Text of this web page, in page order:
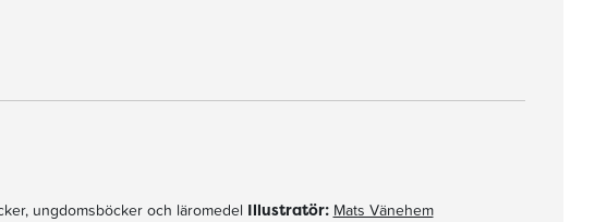
ungdomsböcker och läromedel Illustratör: Mats Vänehem